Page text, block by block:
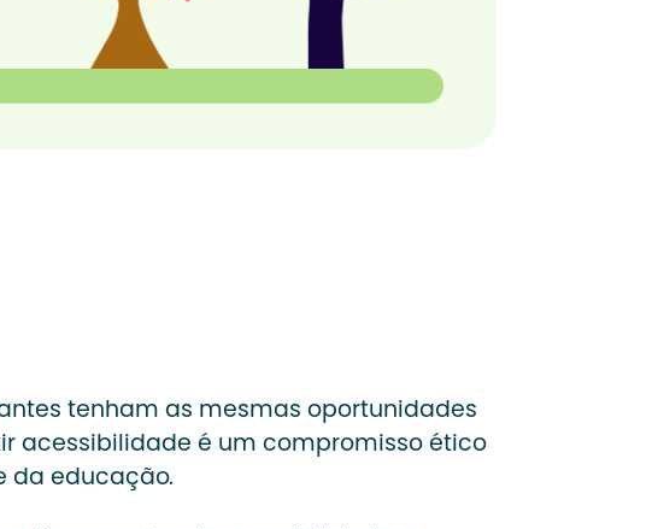
tenham as mesmas oportunidades
acessibilidade é um compromisso ético
da educação.